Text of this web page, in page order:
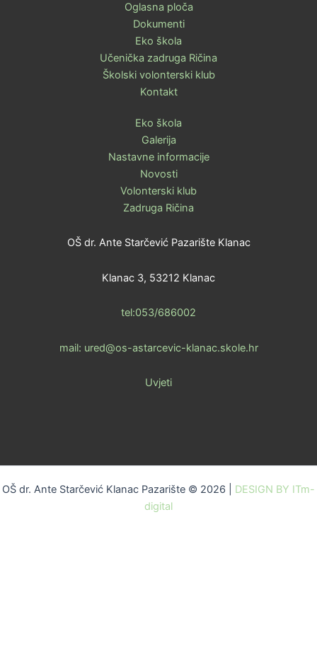
Oglasna ploča
Dokumenti
Eko škola
Učenička zadruga Ričina
Školski volonterski klub
Kontakt
Eko škola
Galerija
Nastavne informacije
Novosti
Volonterski klub
Zadruga Ričina
OŠ dr. Ante Starčević Pazarište Klanac
Klanac 3, 53212 Klanac
tel:053/686002
mail: ured@os-astarcevic-klanac.skole.hr
Uvjeti
OŠ dr. Ante Starčević Klanac Pazarište © 2026 | DESIGN BY ITm-
digital